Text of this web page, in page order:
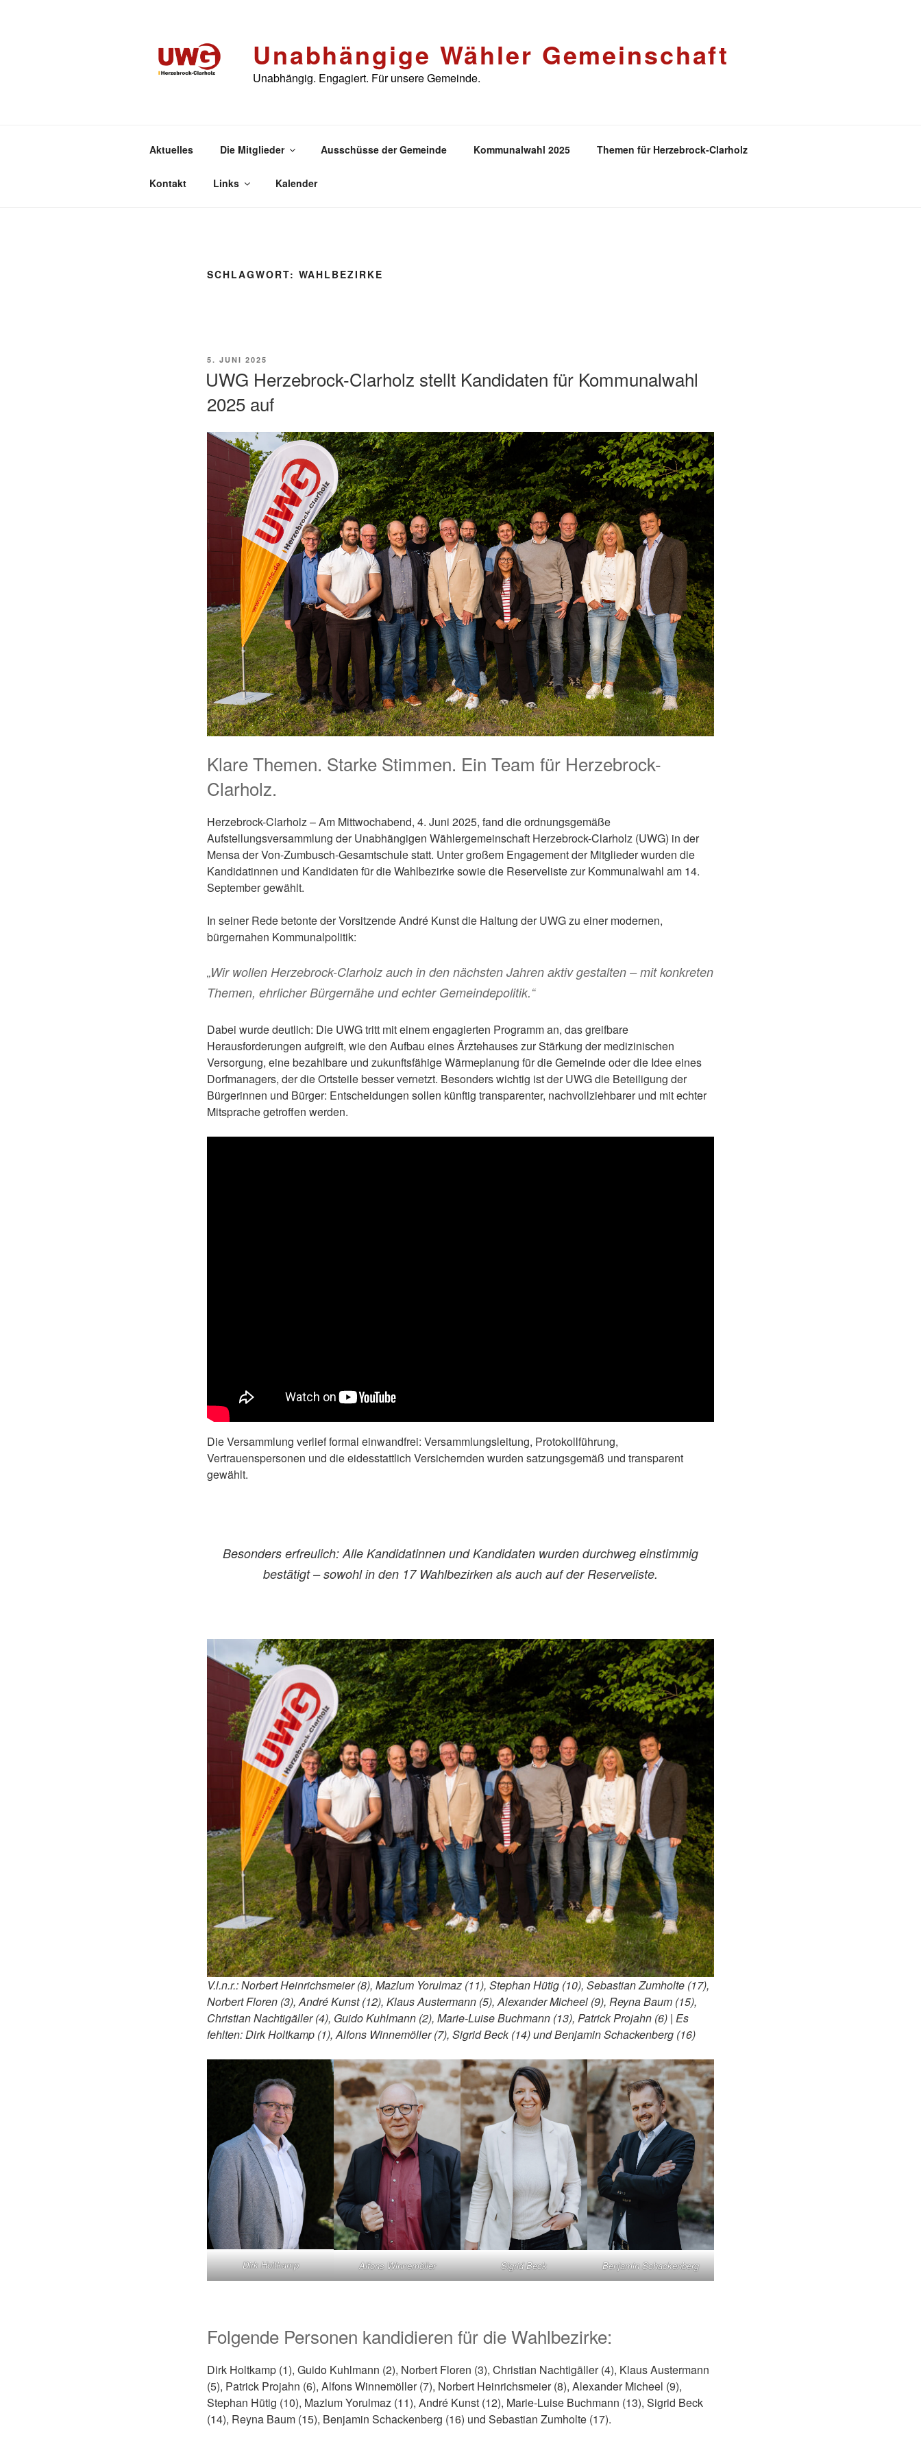
Unabhängige Wähler Gemeinschaft
Unabhängig. Engagiert. Für unsere Gemeinde.
Aktuelles Die Mitglieder Ausschüsse der Gemeinde Kommunalwahl 2025 Themen für Herzebrock-Clarholz
Kontakt Links Kalender
SCHLAGWORT: WAHLBEZIRKE
VERÖFFENTLICHT
5. JUNI 2025
UWG Herzebrock-Clarholz stellt Kandidaten für Kommunalwahl
2025 auf
Klare Themen. Starke Stimmen. Ein Team für Herzebrock-
Clarholz.
Herzebrock-Clarholz – Am Mittwochabend, 4. Juni 2025, fand die ordnungsgemäße
Aufstellungsversammlung der Unabhängigen Wählergemeinschaft Herzebrock-Clarholz (UWG) in der
Mensa der Von-Zumbusch-Gesamtschule statt. Unter großem Engagement der Mitglieder wurden die
Kandidatinnen und Kandidaten für die Wahlbezirke sowie die Reserveliste zur Kommunalwahl am 14.
September gewählt.
In seiner Rede betonte der Vorsitzende André Kunst die Haltung der UWG zu einer modernen,
bürgernahen Kommunalpolitik:
„Wir wollen Herzebrock-Clarholz auch in den nächsten Jahren aktiv gestalten – mit konkreten
Themen, ehrlicher Bürgernähe und echter Gemeindepolitik.“
Dabei wurde deutlich: Die UWG tritt mit einem engagierten Programm an, das greifbare
Herausforderungen aufgreift, wie den Aufbau eines Ärztehauses zur Stärkung der medizinischen
Versorgung, eine bezahlbare und zukunftsfähige Wärmeplanung für die Gemeinde oder die Idee eines
Dorfmanagers, der die Ortsteile besser vernetzt. Besonders wichtig ist der UWG die Beteiligung der
Bürgerinnen und Bürger: Entscheidungen sollen künftig transparenter, nachvollziehbarer und mit echter
Mitsprache getroffen werden.
Die Versammlung verlief formal einwandfrei: Versammlungsleitung, Protokollführung,
Vertrauenspersonen und die eidesstattlich Versichernden wurden satzungsgemäß und transparent
gewählt.
Besonders erfreulich: Alle Kandidatinnen und Kandidaten wurden durchweg einstimmig
bestätigt – sowohl in den 17 Wahlbezirken als auch auf der Reserveliste.
V.l.n.r.: Norbert Heinrichsmeier (8), Mazlum Yorulmaz (11), Stephan Hütig (10), Sebastian Zumholte (17),
Norbert Floren (3), André Kunst (12), Klaus Austermann (5), Alexander Micheel (9), Reyna Baum (15),
Christian Nachtigäller (4), Guido Kuhlmann (2), Marie-Luise Buchmann (13), Patrick Projahn (6) | Es
fehlten: Dirk Holtkamp (1), Alfons Winnemöller (7), Sigrid Beck (14) und Benjamin Schackenberg (16)
Dirk Holtkamp Alfons Winnemöller Sigrid Beck Benjamin Schackenberg
Folgende Personen kandidieren für die Wahlbezirke:
Dirk Holtkamp (1), Guido Kuhlmann (2), Norbert Floren (3), Christian Nachtigäller (4), Klaus Austermann
(5), Patrick Projahn (6), Alfons Winnemöller (7), Norbert Heinrichsmeier (8), Alexander Micheel (9),
Stephan Hütig (10), Mazlum Yorulmaz (11), André Kunst (12), Marie-Luise Buchmann (13), Sigrid Beck
(14), Reyna Baum (15), Benjamin Schackenberg (16) und Sebastian Zumholte (17).